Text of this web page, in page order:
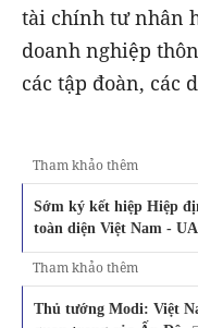
tài chính tư nhân
doanh nghiệp
các tập đoàn, các
Tham khảo thêm
Sớm ký kết hiệp Hiệp
toàn diện Việt Nam -
Tham khảo thêm
Thủ tướng Modi: Việt